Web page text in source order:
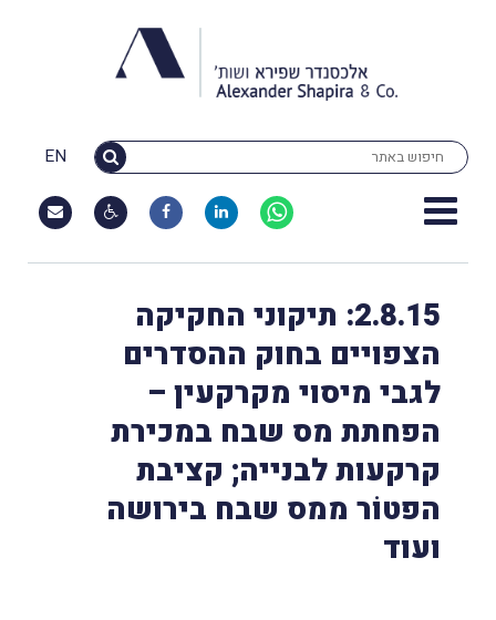
EN
2.8.15: תיקוני החקיקה
הצפויים בחוק ההסדרים
לגבי מיסוי מקרקעין –
הפחתת מס שבח במכירת
קרקעות לבנייה; קציבת
הפטוֹר ממס שבח בירושה
ועוד